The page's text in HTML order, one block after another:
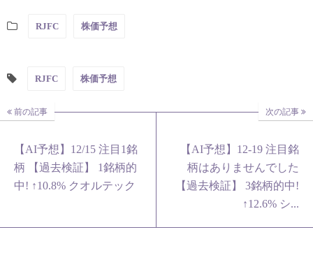
RJFC 株価予想
RJFC 株価予想
前の記事
【AI予想】12/15 注目1銘
柄 【過去検証】 1銘柄的
中! ↑10.8% クオルテック
次の記事
【AI予想】12-19 注目銘
柄はありませんでした
【過去検証】 3銘柄的中!
↑12.6% シ...